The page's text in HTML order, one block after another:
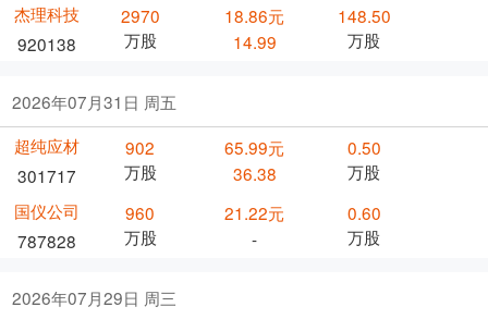
杰理科技
920138
2970
万股
18.86元
14.99
148.50
万股
2026年07月31日 周五
超纯应材
301717
902
万股
65.99元
36.38
0.50
万股
国仪公司
787828
960
万股
21.22元
-
0.60
万股
2026年07月29日 周三